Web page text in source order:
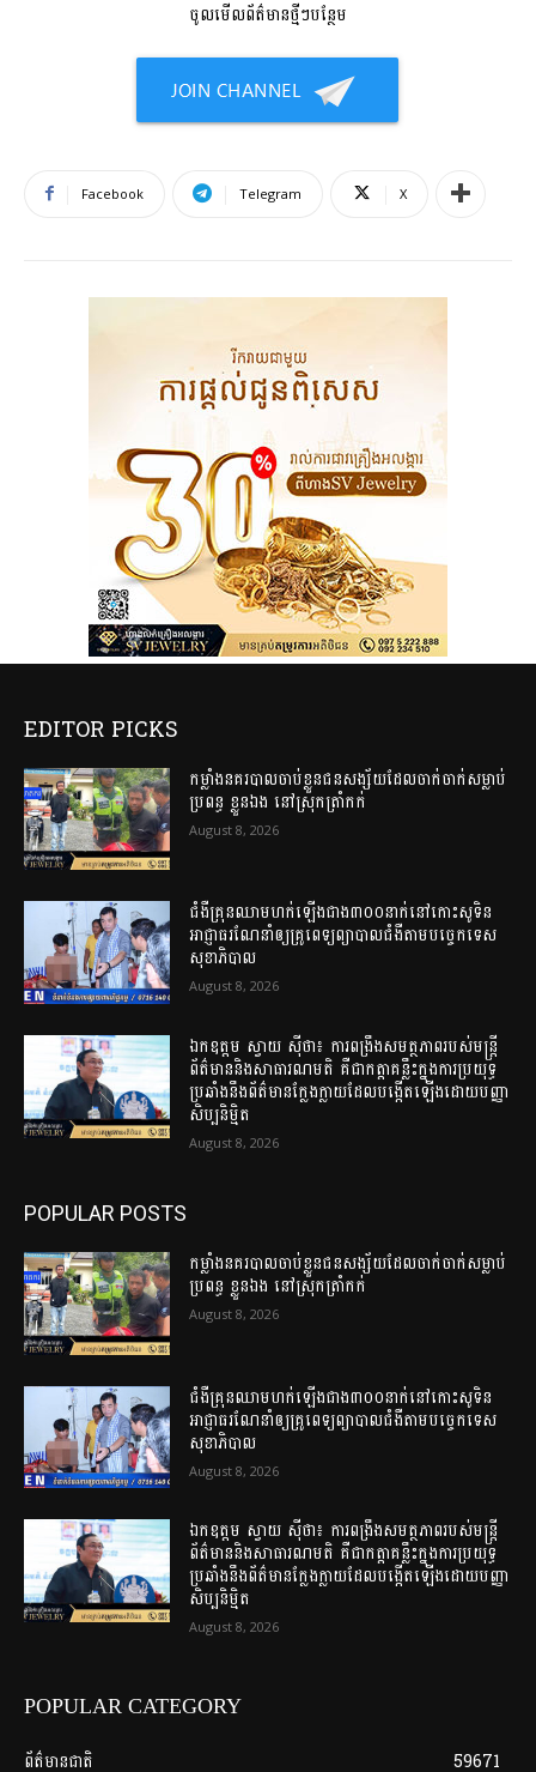
ចូលមើលព័ត៌មានថ្មីៗបន្ថែម
Facebook Telegram X
EDITOR PICKS
កម្លាំងនគរបាលចាប់ខ្លួនជនសង្ស័យដែលចាក់ចាក់សម្លាប់
ប្រពន្ធ ខ្លួនឯង នៅស្រុកត្រាំកក់
August 8, 2026
ជំងឺគ្រុនឈាមហក់ឡើងជាង៣០០នាក់នៅកោះសូទិន
អាជ្ញាធរណែនាំឲ្យគ្រូពេទ្យព្យាបាលជំងឺតាមបច្ចេកទេស
សុខាភិបាល
August 8, 2026
ឯកឧត្តម ស្វាយ ស៊ីថា៖ ការពង្រឹងសមត្ថភាពរបស់មន្ត្រី
ព័ត៌មាននិងសាធារណមតិ គឺជាកត្តាគន្លឹះក្នុងការប្រយុទ្ធ
ប្រឆាំងនឹងព័ត៌មានក្លែងក្លាយដែលបង្កើតឡើងដោយបញ្ញា
សិប្បនិម្មិត
August 8, 2026
POPULAR POSTS
កម្លាំងនគរបាលចាប់ខ្លួនជនសង្ស័យដែលចាក់ចាក់សម្លាប់
ប្រពន្ធ ខ្លួនឯង នៅស្រុកត្រាំកក់
August 8, 2026
ជំងឺគ្រុនឈាមហក់ឡើងជាង៣០០នាក់នៅកោះសូទិន
អាជ្ញាធរណែនាំឲ្យគ្រូពេទ្យព្យាបាលជំងឺតាមបច្ចេកទេស
សុខាភិបាល
August 8, 2026
ឯកឧត្តម ស្វាយ ស៊ីថា៖ ការពង្រឹងសមត្ថភាពរបស់មន្ត្រី
ព័ត៌មាននិងសាធារណមតិ គឺជាកត្តាគន្លឹះក្នុងការប្រយុទ្ធ
ប្រឆាំងនឹងព័ត៌មានក្លែងក្លាយដែលបង្កើតឡើងដោយបញ្ញា
សិប្បនិម្មិត
August 8, 2026
POPULAR CATEGORY
ព័ត៌មានជាតិ
59671